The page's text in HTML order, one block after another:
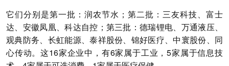
它们分别是第一批：润农节水；第二批：三友科技、富士
达、安徽凤凰、科达自控；第三批：德瑞锂电、万通液压、
观典防务、长虹能源、泰祥股份、锦好医疗、中寰股份、同
心传动。这16家企业中，有6家属于工业，5家属于信息技